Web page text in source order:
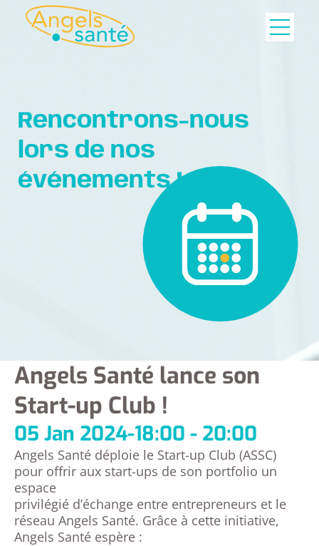
Rencontrons-nous
lors de nos
événements !
Angels Santé lance son
Start-up Club !
05 Jan 2024-18:00 - 20:00
Angels Santé déploie le Start-up Club (ASSC)
pour offrir aux start-ups de son portfolio un
espace
privilégié d’échange entre entrepreneurs et le
réseau Angels Santé. Grâce à cette initiative,
Angels Santé espère :